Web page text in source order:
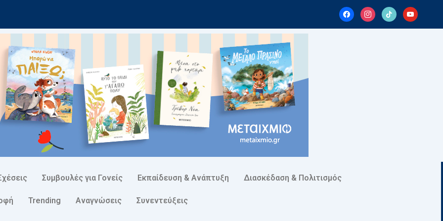
facebookinstagram
tiktok youtube
Συμβουλές για Γονείς Εκπαίδευση & Ανάπτυξη Διασκέδαση & Πολιτισμός
Trending Αναγνώσεις Συνεντεύξεις